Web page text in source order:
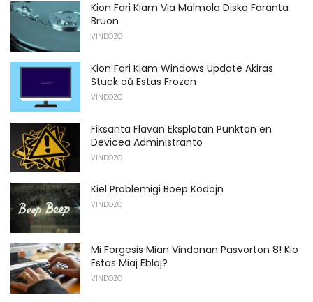
Kion Fari Kiam Via Malmola Disko Faranta
Bruon
VINDOZO
Kion Fari Kiam Windows Update Akiras
Stuck aŭ Estas Frozen
VINDOZO
Fiksanta Flavan Eksplotan Punkton en
Devicea Administranto
VINDOZO
Kiel Problemigi Boep Kodojn
VINDOZO
Mi Forgesis Mian Vindonan Pasvorton 8! Kio
Estas Miaj Ebloj?
VINDOZO